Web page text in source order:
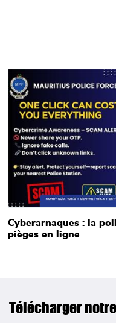
Main picture
Cyberarnaques : la
pièges en ligne
Télécharger